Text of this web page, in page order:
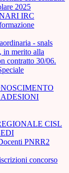
2025
IRC
- snals
merito alla
contratto 30/06.
CISL
PNRR2
concorso